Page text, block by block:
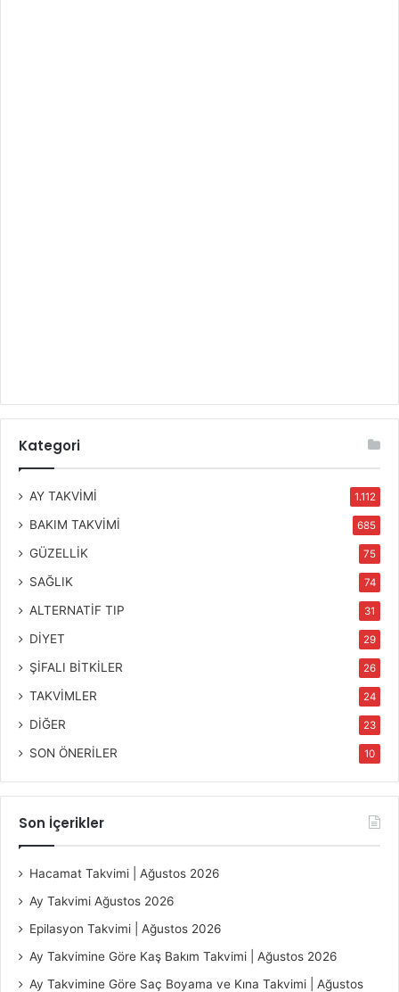
Kategori
AY TAKVİMİ 1.112
BAKIM TAKVİMİ 685
GÜZELLİK 75
SAĞLIK 74
ALTERNATİF TIP 31
DİYET 29
ŞİFALI BİTKİLER 26
TAKVİMLER 24
DİĞER 23
SON ÖNERİLER 10
Son İçerikler
Hacamat Takvimi | Ağustos 2026
Ay Takvimi Ağustos 2026
Epilasyon Takvimi | Ağustos 2026
Ay Takvimine Göre Kaş Bakım Takvimi | Ağustos 2026
Ay Takvimine Göre Saç Boyama ve Kına Takvimi | Ağustos